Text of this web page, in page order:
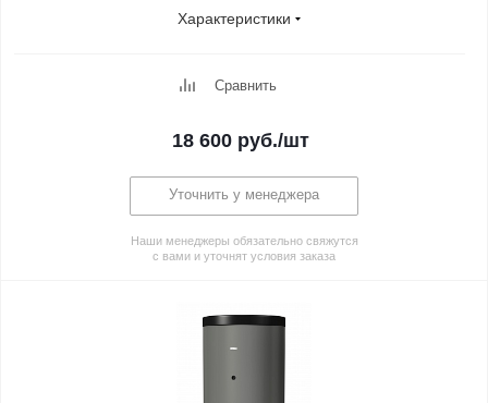
Характеристики
Сравнить
18 600руб./шт
Уточнить у менеджера
Наши менеджеры обязательно свяжутся
с вами и уточнят условия заказа